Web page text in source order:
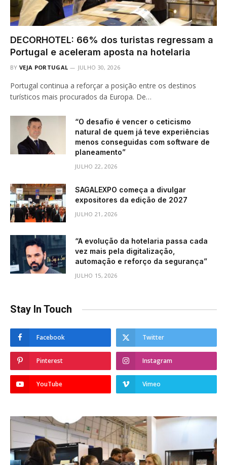
DECORHOTEL: 66% dos turistas regressam a
Portugal e aceleram aposta na hotelaria
BY VEJA PORTUGAL JULHO 30, 2026
Portugal continua a reforçar a posição entre os destinos
turísticos mais procurados da Europa. De…
“O desafio é vencer o ceticismo
natural de quem já teve experiências
menos conseguidas com software de
planeamento”
JULHO 22, 2026
SAGALEXPO começa a divulgar
expositores da edição de 2027
JULHO 21, 2026
“A evolução da hotelaria passa cada
vez mais pela digitalização,
automação e reforço da segurança”
JULHO 15, 2026
Stay In Touch
Facebook Twitter
Pinterest Instagram
YouTube Vimeo